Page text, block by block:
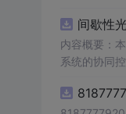
间歇性
内容概要：
系统的协同
压外环与电